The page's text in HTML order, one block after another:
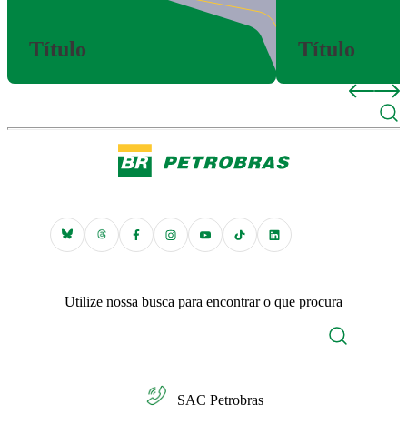
Título Título
Utilize nossa busca para encontrar o que procura
SAC Petrobras